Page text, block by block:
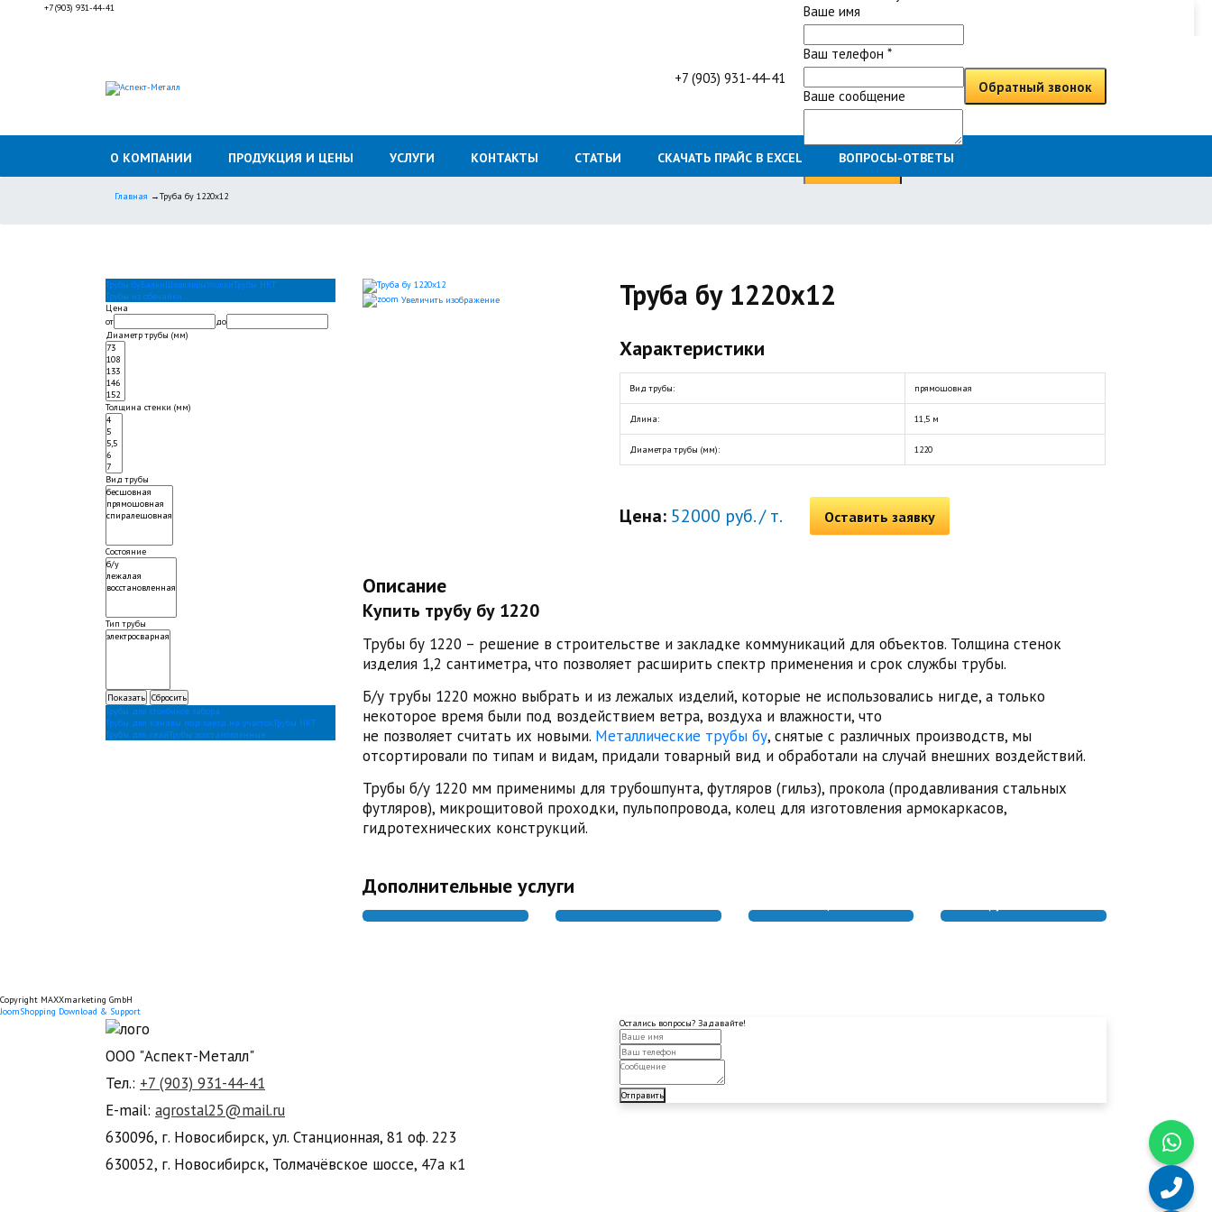
+7 (903) 931-44-41
+7 (903) 931-44-41
Ваше имя
Ваш телефон *
Ваше сообщение
Отправить
Обратный звонок
О КОМПАНИИ ПРОДУКЦИЯ И ЦЕНЫ УСЛУГИ КОНТАКТЫ СТАТЬИ СКАЧАТЬ ПРАЙС В EXCEL ВОПРОСЫ-ОТВЕТЫ
Главная →Труба бу 1220х12
Трубы буБалкиШвеллерыУголкиТрубы НКТ
Трубы из обечайки
Цена
от
до
Диаметр трубы (мм)
Толщина стенки (мм)
Вид трубы
Состояние
Тип трубы
Трубы для столбиков забора
Трубы для канавы под заезд на участокТрубы НКТ
Трубы для свайТрубы восстановленные
Увеличить изображение Труба бу 1220х12
Характеристики
Вид трубы: прямошовная
Длина: 11,5 м
Диаметра трубы (мм): 1220
Цена: 52000 руб. / т. Оставить заявку
Описание
Купить трубу бу 1220
Трубы бу 1220 – решение в строительстве и закладке коммуникаций для объектов. Толщина стенок
изделия 1,2 сантиметра, что позволяет расширить спектр применения и срок службы трубы.
Б/у трубы 1220 можно выбрать и из лежалых изделий, которые не использовались нигде, а только
некоторое время были под воздействием ветра, воздуха и влажности, что
не позволяет считать их новыми. Металлические трубы бу, снятые с различных производств, мы
отсортировали по типам и видам, придали товарный вид и обработали на случай внешних воздействий.
Трубы б/у 1220 мм применимы для трубошпунта, футляров (гильз), прокола (продавливания стальных
футляров), микрощитовой проходки, пульпопровода, колец для изготовления армокаркасов,
гидротехнических конструкций.
Дополнительные услуги
Copyright MAXXmarketing GmbH
JoomShopping Download & Support
ООО "Аспект-Металл"
Тел.: +7 (903) 931-44-41
E-mail: agrostal25@mail.ru
630096, г. Новосибирск, ул. Станционная, 81 оф. 223
630052, г. Новосибирск, Толмачёвское шоссе, 47а к1
Остались вопросы? Задавайте!
Отправить